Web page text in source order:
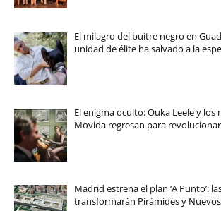
El milagro del buitre negro en
unidad de élite ha salvado a la
El enigma oculto: Ouka Leele y los
Movida regresan para
Madrid estrena el plan ‘A Punto’:
transformarán Pirámides y